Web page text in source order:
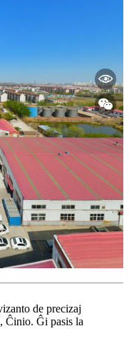
de precizaj
Ĉinio. Ĝi pasis la